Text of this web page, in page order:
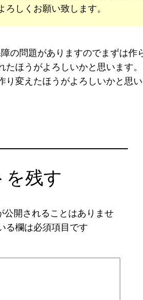
ろしくお願い致します。
の問題がありますのでまずは作
たほうがよろしいかと思います
り変えたほうがよろしいかと思
を残す
公開されることはありませ
る欄は必須項目です